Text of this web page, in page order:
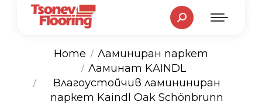
Search:
You are here:
Home
Ламиниран паркет
Ламинат KAINDL
Влагоустойчив ламининиран
паркет Kaindl Oak Schönbrunn